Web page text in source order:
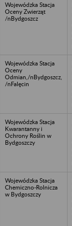
Wojewódzka Stacja
Oceny Zwierząt
/nBydgoszcz
Wojewódzka Stacja
Oceny
Odmian,/nBydgoszcz,
/nFalęcin
Wojewódzka Stacja
Kwarantanny i
Ochrony Roślin w
Bydgoszczy
Wojewódzka Stacja
Chemiczno-Rolnicza
w Bydgoszczy